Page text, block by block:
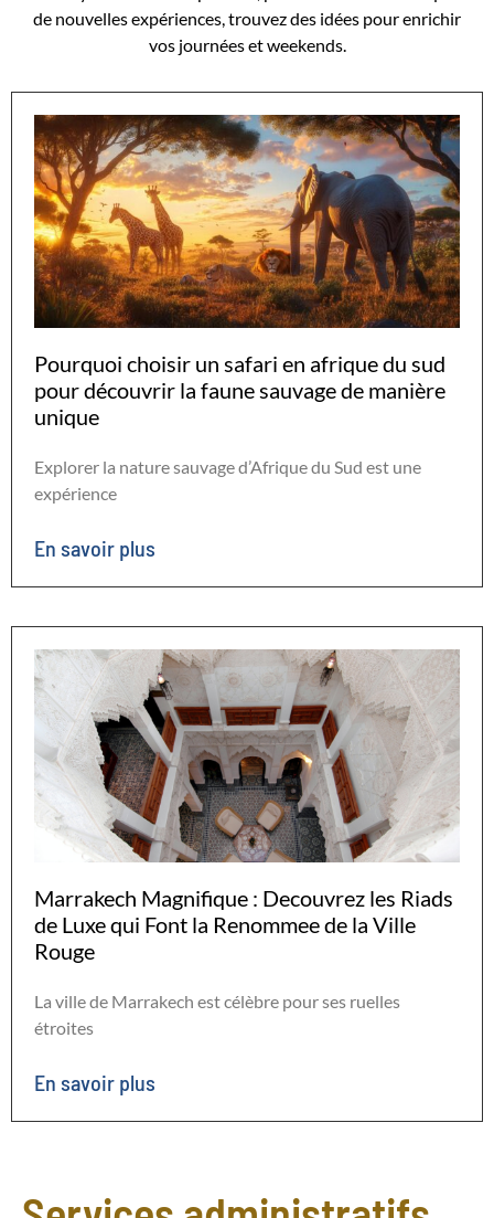
de nouvelles expériences, trouvez des idées pour enrichir
vos journées et weekends.
Pourquoi choisir un safari en afrique du sud
pour découvrir la faune sauvage de manière
unique
Explorer la nature sauvage d’Afrique du Sud est une
expérience
En savoir plus
Marrakech Magnifique : Decouvrez les Riads
de Luxe qui Font la Renommee de la Ville
Rouge
La ville de Marrakech est célèbre pour ses ruelles
étroites
En savoir plus